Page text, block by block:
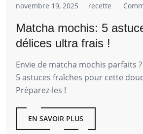
novembre 19, 2025 recette
Matcha mochis: 5
délices ultra frais !
Envie de matcha mochis parfaits
5 astuces fraîches pour cette
Préparez-les !
EN SAVOIR PLUS